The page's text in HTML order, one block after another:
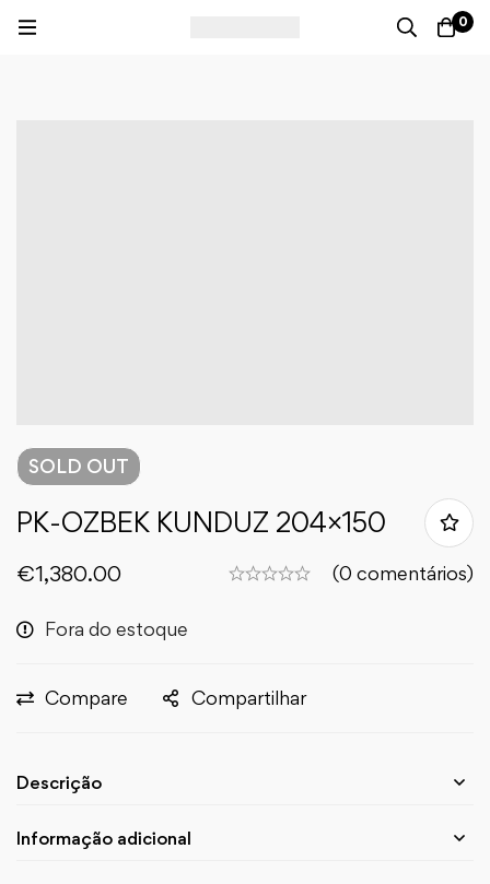
0
SOLD OUT
PK-OZBEK KUNDUZ 204×150
€1,380.00 (0 comentários)
Fora do estoque
Compare Compartilhar
Descrição
Informação adicional